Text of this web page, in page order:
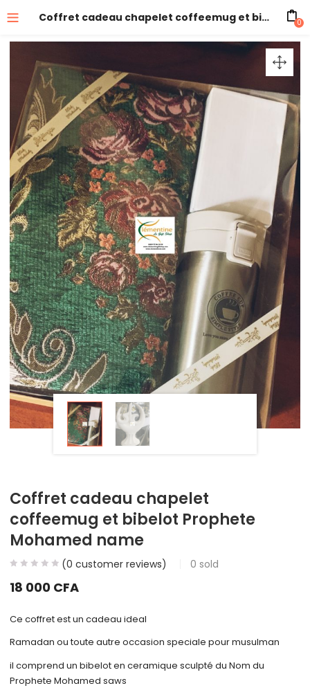
Coffret cadeau chapelet coffeemug et bibelot Prophete Mohamed name 0
Coffret cadeau chapelet
coffeemug et bibelot Prophete
Mohamed name
(0 customer reviews) 0 sold
18 000 CFA
Ce coffret est un cadeau ideal
Ramadan ou toute autre occasion speciale pour musulman
il comprend un bibelot en ceramique sculpté du Nom du
Prophete Mohamed saws